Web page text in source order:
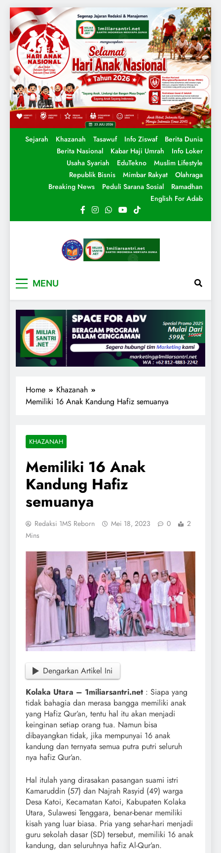
Sejarah Khazanah Tasawuf Info Ziswaf
Berita Dunia
Berita Nasional
Kabar Haji Umrah
Info Loker
Usaha Syariah
EduTekno
Muslim Lifestyle
Republik Bisnis
Mimbar Rakyat
Olahraga
Breaking News
Peduli Sarana Sosial
Ramadhan
English For Adab
MENU
Home
Khazanah
Memiliki 16 Anak Kandung Hafiz semuanya
KHAZANAH
Memiliki 16 Anak
Kandung Hafiz
semuanya
Redaksi 1MS Reborn Mei 18, 2023 0
2
Mins
Dengarkan Artikel Ini
Kolaka Utara – 1miliarsantri.net : Siapa yang
tidak bahagia dan merasa bangga memiliki anak
yang Hafiz Qur’an, tentu hal itu akan menjadi
keinginan setiap orang tua. Namun bisa
dibayangkan tidak, jika mempunyai 16 anak
kandung dan ternyata semua putra putri seluruh
nya hafiz Qur’an.
Hal itulah yang dirasakan pasangan suami istri
Kamaruddin (57) dan Najrah Rasyid (49) warga
Desa Katoi, Kecamatan Katoi, Kabupaten Kolaka
Utara, Sulawesi Tenggara, benar-benar memiliki
kisah yang luar biasa. Pria yang sehar-hari menjadi
guru sekolah dasar (SD) tersebut, memiliki 16 anak
kandung, dan seluruhnya hafiz Al-Qur’an.